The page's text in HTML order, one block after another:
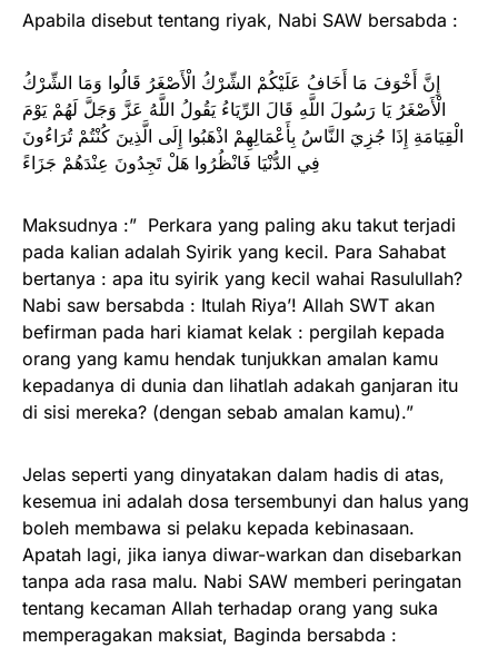
Apabila disebut tentang riyak, Nabi SAW bersabda :
إِنَّ أَخْوَفَ مَا أَخَافُ عَلَيْكُمْ الشِّرْكُ الْأَصْغَرُ قَالُوا وَمَا الشِّرْكُ
الْأَصْغَرُ يَا رَسُولَ اللَّهِ قَالَ الرِّيَاءُ يَقُولُ اللَّهُ عَزَّ وَجَلَّ لَهُمْ يَوْمَ
الْقِيَامَةِ إِذَا جُزِيَ النَّاسُ بِأَعْمَالِهِمْ اذْهَبُوا إِلَى الَّذِينَ كُنْتُمْ تُرَاءُونَ
فِي الدُّنْيَا فَانْظُرُوا هَلْ تَجِدُونَ عِنْدَهُمْ جَزَاءً
Maksudnya :” Perkara yang paling aku takut terjadi
pada kalian adalah Syirik yang kecil. Para Sahabat
bertanya : apa itu syirik yang kecil wahai Rasulullah?
Nabi saw bersabda : Itulah Riya’! Allah SWT akan
befirman pada hari kiamat kelak : pergilah kepada
orang yang kamu hendak tunjukkan amalan kamu
kepadanya di dunia dan lihatlah adakah ganjaran itu
di sisi mereka? (dengan sebab amalan kamu).”
Jelas seperti yang dinyatakan dalam hadis di atas,
kesemua ini adalah dosa tersembunyi dan halus yang
boleh membawa si pelaku kepada kebinasaan.
Apatah lagi, jika ianya diwar-warkan dan disebarkan
tanpa ada rasa malu. Nabi SAW memberi peringatan
tentang kecaman Allah terhadap orang yang suka
memperagakan maksiat, Baginda bersabda :